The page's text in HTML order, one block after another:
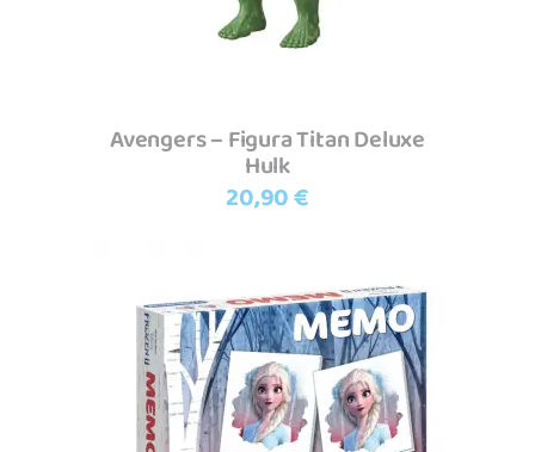
Avengers – Figura Titan Deluxe
Hulk
20,90€
Adicionar